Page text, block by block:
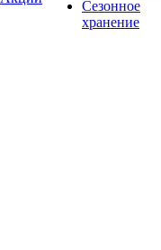
Сезонное
хранение